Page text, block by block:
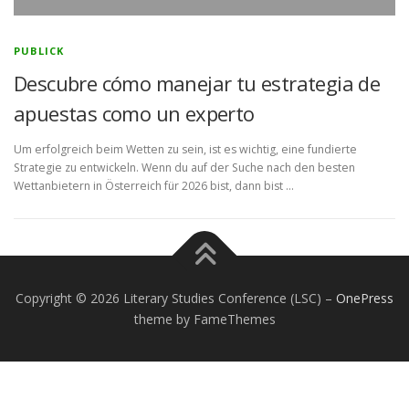
PUBLICK
Descubre cómo manejar tu estrategia de
apuestas como un experto
Um erfolgreich beim Wetten zu sein, ist es wichtig, eine fundierte
Strategie zu entwickeln. Wenn du auf der Suche nach den besten
Wettanbietern in Österreich für 2026 bist, dann bist …
Copyright © 2026 Literary Studies Conference (LSC) – OnePress
theme by FameThemes